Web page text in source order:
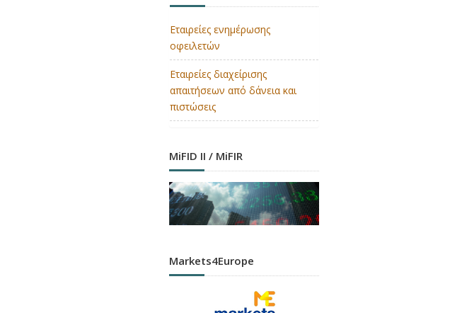
Εταιρείες ενημέρωσης
οφειλετών
Εταιρείες διαχείρισης
απαιτήσεων από δάνεια και
πιστώσεις
MiFID II / MiFIR
Markets4Europe